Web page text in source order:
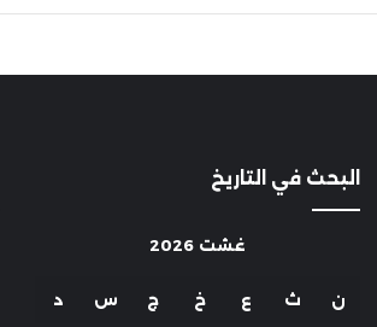
البحث في التاريخ
غشت 2026
ن ث ع خ ج س د